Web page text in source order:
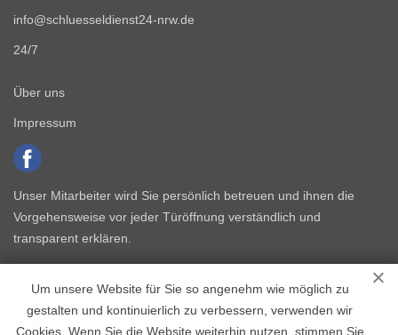
Um unsere Website für Sie so angenehm wie möglich zu
gestalten und kontinuierlich zu verbessern, verwenden wir
Cookies. Wenn Sie die Website weiterhin nutzen, stimmen Sie
info@schluesseldienst24-nrw.de
24/7
Über uns
Impressum
Unser Mitarbeiter wird Sie persönlich betreuen und ihnen die
Vorgehensweise vor jeder Türöffnung verständlich und
transparent erklären.